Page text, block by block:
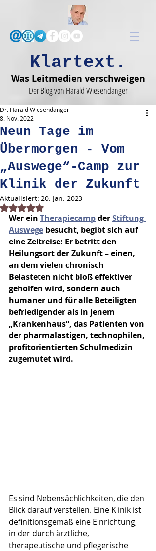
Klartext.
Was Leitmedien verschweigen
Der Blog von Harald Wiesendanger
Neun Tage im
Übermorgen - Vom
„Auswege“-Camp zur
Klinik der Zukunft
Dr. Harald Wiesendanger
8. Nov. 2022
Aktualisiert: 20. Jan. 2023
Mit NaN von 5 Sternen bewertet.
Wer ein Therapiecamp der Stiftung
Auswege besucht, begibt sich auf
eine Zeitreise: Er betritt den
Heilungsort der Zukunft – einen,
an dem vielen chronisch
Belasteten nicht bloß effektiver
geholfen wird, sondern auch
humaner und für alle Beteiligten
befriedigender als in jenem
„Krankenhaus“, das Patienten von
der pharmalastigen, technophilen,
profitorientierten Schulmedizin
zugemutet wird.
Es sind Nebensächlichkeiten, die den
Blick darauf verstellen. Eine Klinik ist
definitionsgemäß eine Einrichtung,
in der durch ärztliche,
therapeutische und pflegerische